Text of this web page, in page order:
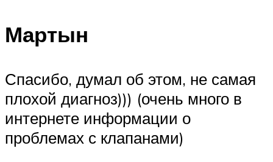
Мартын
Спасибо, думал об этом, не самая
плохой диагноз))) (очень много в
интернете информации о
проблемах с клапанами)